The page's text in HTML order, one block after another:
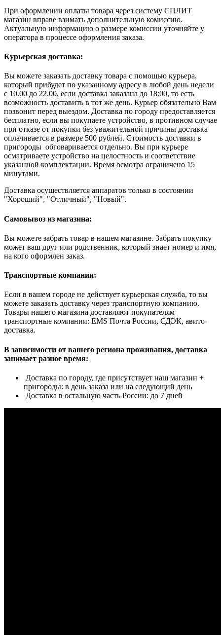
При оформлении оплаты товара через систему СПЛИТ
магазин вправе взимать дополнительную комиссию.
Актуальную информацию о размере комиссии уточняйте у
оператора в процессе оформления заказа.
Курьерская доставка:
Вы можете заказать доставку товара с помощью курьера,
который прибудет по указанному адресу в любой день недели
с 10.00 до 22.00, если доставка заказана до 18:00, то есть
возможность доставить в тот же день. Курьер обязательно Вам
позвонит перед выездом. Доставка по городу предоставляется
бесплатно, если вы покупаете устройство, в противном случае
при отказе от покупки без уважительной причины доставка
оплачивается в размере 500 рублей. Стоимость доставки в
пригороды обговаривается отдельно. Вы при курьере
осматриваете устройство на целостность и соответствие
указанной комплектации. Время осмотра ограничено 15
минутами.
Доставка осуществляется аппаратов только в состоянии
"Хороший", "Отличный", "Новый".
Самовывоз из магазина:
Вы можете забрать товар в нашем магазине. Забрать покупку
может ваш друг или родственник, который знает номер и имя,
на кого оформлен заказ.
Транспортные компании:
Если в вашем городе не действует курьерская служба, то вы
можете заказать доставку через транспортную компанию.
Товары нашего магазина доставляют покупателям
транспортные компании: EMS Почта России, СДЭК, авито-
доставка.
В зависимости от вашего региона проживания, доставка
занимает разное время:
Доставка по городу, где присутствует наш магазин +
пригороды: в день заказа или на следующий день
Доставка в остальную часть России: до 7 дней